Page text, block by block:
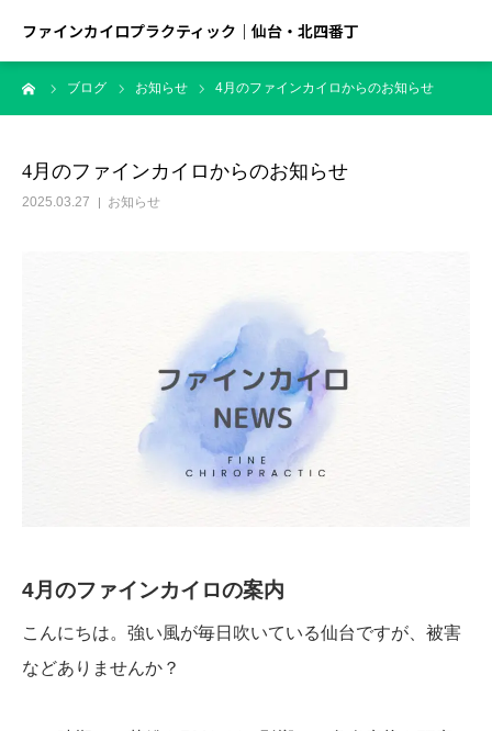
ファインカイロプラクティック｜仙台・北四番丁
ブログ お知らせ 4月のファインカイロからのお知らせ
4月のファインカイロからのお知らせ
2025.03.27 お知らせ
4月のファインカイロの案内
こんにちは。強い風が毎日吹いている仙台ですが、被害
などありませんか？